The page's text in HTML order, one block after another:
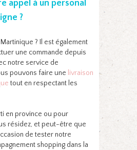
appel à un personal
?
? Il est également
une commande depuis
notre service de
pouvons faire une livraison
tout en respectant les
en province ou pour
résidez, et peut-être que
de tester notre
shopping dans la